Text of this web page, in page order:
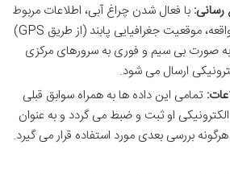
با فعال شدن چراغ آبی، اطلاعات مربوط
به زمان دقیق واقعه، موقعیت جغرافیایی پابند (از طریق GPS)
صورت بی سیم و فوری به سرورهای مرکزی
ارسال می شود.
تمامی این داده ها به همراه سوابق قبلی
الکترونیکی او ثبت و ضبط می گردد و به عنوان
بررسی بعدی مورد استفاده قرار می گیرد.